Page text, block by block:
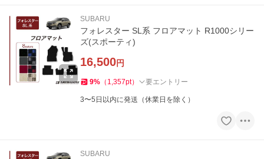
SUBARU
フォレスター SL系 フロアマット R1000シリー
ズ(スポーティ)
16,500円
9% （ 1,357pt） 要エントリー
3〜5日以内に発送（休業日を除く）
SUBARU